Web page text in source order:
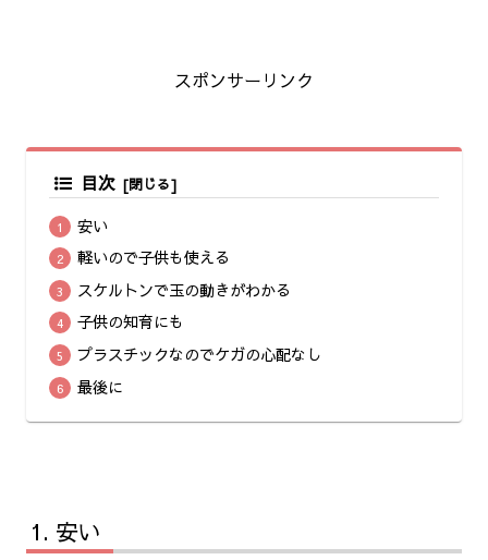
スポンサーリンク
目次
安い
軽いので子供も使える
スケルトンで玉の動きがわかる
子供の知育にも
プラスチックなのでケガの心配なし
最後に
安い